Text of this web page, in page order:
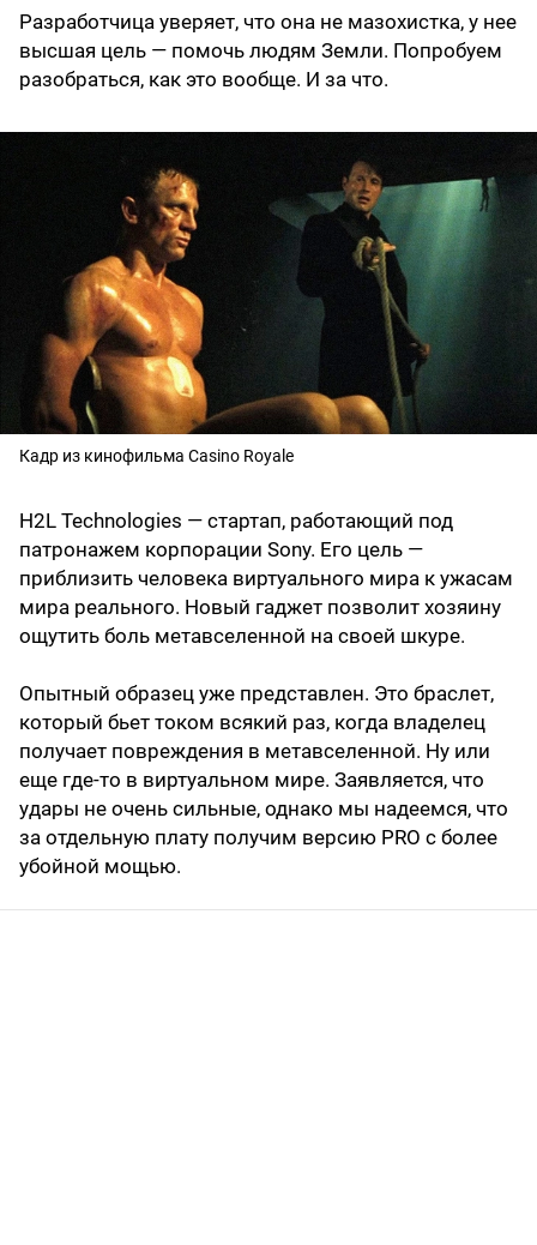
Разработчица уверяет, что она не мазохистка, у нее
высшая цель — помочь людям Земли. Попробуем
разобраться, как это вообще. И за что.
Кадр из кинофильма Casino Royale
H2L Technologies — стартап, работающий под
патронажем корпорации Sony. Его цель —
приблизить человека виртуального мира к ужасам
мира реального. Новый гаджет позволит хозяину
ощутить боль метавселенной на своей шкуре.
Опытный образец уже представлен. Это браслет,
который бьет током всякий раз, когда владелец
получает повреждения в метавселенной. Ну или
еще где-то в виртуальном мире. Заявляется, что
удары не очень сильные, однако мы надеемся, что
за отдельную плату получим версию PRO с более
убойной мощью.